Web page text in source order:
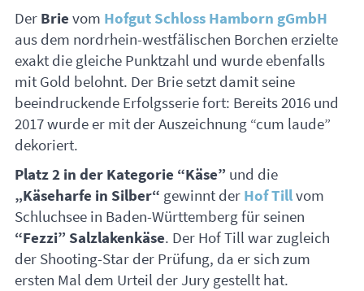
Der Brie vom Hofgut Schloss Hamborn gGmbH
aus dem nordrhein-westfälischen Borchen erzielte
exakt die gleiche Punktzahl und wurde ebenfalls
mit Gold belohnt. Der Brie setzt damit seine
beeindruckende Erfolgsserie fort: Bereits 2016 und
2017 wurde er mit der Auszeichnung “cum laude”
dekoriert.
Platz 2 in der Kategorie “Käse” und die
„Käseharfe in Silber“ gewinnt der Hof Tillvom
Schluchsee in Baden-Württemberg für seinen
“Fezzi” Salzlakenkäse. Der Hof Till war zugleich
der Shooting-Star der Prüfung, da er sich zum
ersten Mal dem Urteil der Jury gestellt hat.